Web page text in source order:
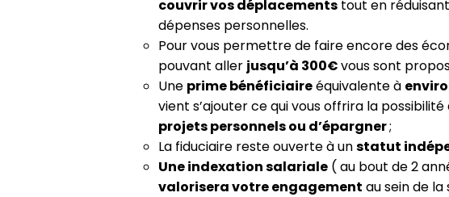
couvrir vos déplacements tout en
dépenses personnelles.
Pour vous permettre de faire encore des
pouvant aller jusqu’à 300€vous sont
Une prime bénéficiaireéquivalente à
vient s’ajouter ce qui vous offrira la possibilité
projets personnels ou d’épargner;
La fiduciaire reste ouverte à unstatut
Une indexation salariale ( au bout de 2
valorisera votre engagement au sein de